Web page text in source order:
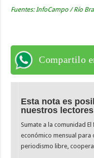
Fuentes: InfoCampo / Río
Compartilo
Esta nota es
nuestros lectores
Sumate a la comunidad
económico mensual
periodismo libre,